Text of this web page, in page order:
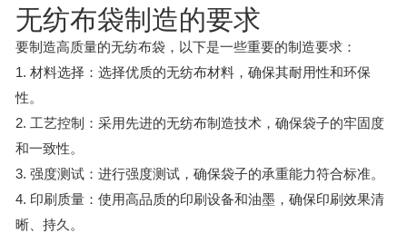
无纺布袋制造的要求
要制造高质量的无纺布袋，以下是一些重要的制造要求：
1. 材料选择：选择优质的无纺布材料，确保其耐用性和环保
性。
2. 工艺控制：采用先进的无纺布制造技术，确保袋子的牢固度
和一致性。
3. 强度测试：进行强度测试，确保袋子的承重能力符合标准。
4. 印刷质量：使用高品质的印刷设备和油墨，确保印刷效果清
晰、持久。